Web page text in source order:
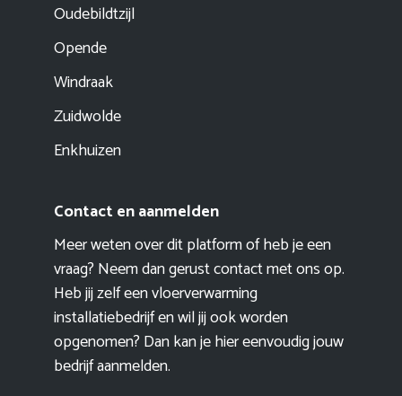
Oudebildtzijl
Opende
Windraak
Zuidwolde
Enkhuizen
Contact en aanmelden
Meer weten over dit platform of heb je een
vraag? Neem dan gerust contact met ons op.
Heb jij zelf een vloerverwarming
installatiebedrijf en wil jij ook worden
opgenomen? Dan kan je hier eenvoudigjouw
bedrijf aanmelden.